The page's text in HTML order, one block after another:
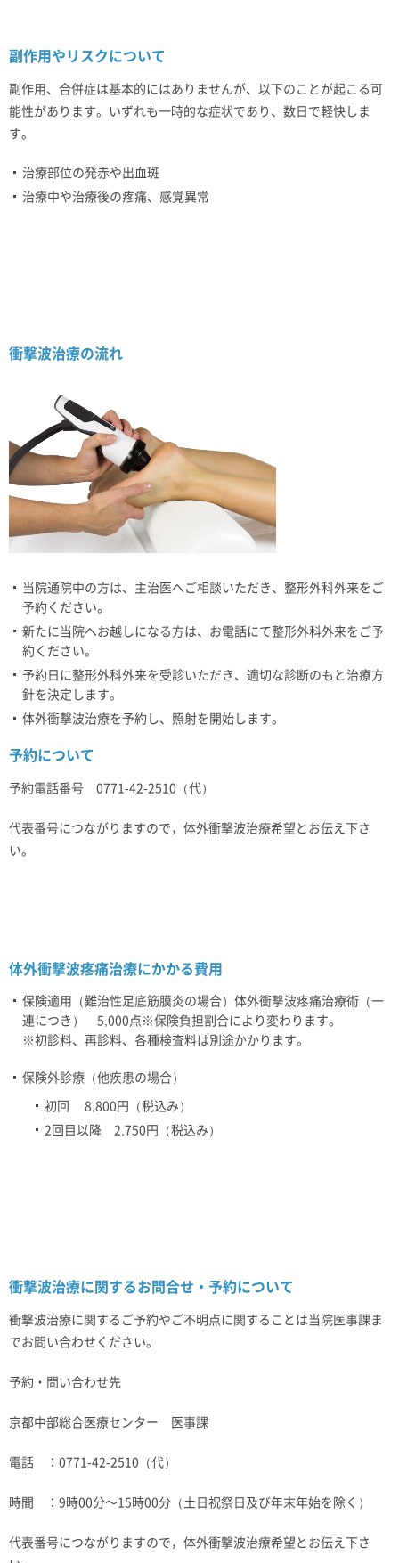
副作用やリスクについて
副作用、合併症は基本的にはありませんが、以下のことが起こる可
能性があります。いずれも一時的な症状であり、数日で軽快しま
す。
治療部位の発赤や出血斑
治療中や治療後の疼痛、感覚異常
衝撃波治療の流れ
当院通院中の方は、主治医へご相談いただき、整形外科外来をご
予約ください。
新たに当院へお越しになる方は、お電話にて整形外科外来をご予
約ください。
予約日に整形外科外来を受診いただき、適切な診断のもと治療方
針を決定します。
体外衝撃波治療を予約し、照射を開始します。
予約について
予約電話番号 0771-42-2510（代）
代表番号につながりますので，体外衝撃波治療希望とお伝え下さ
い。
体外衝撃波疼痛治療にかかる費用
保険適用（難治性足底筋膜炎の場合）体外衝撃波疼痛治療術（一
連につき） 5,000点※保険負担割合により変わります。
※初診料、再診料、各種検査料は別途かかります。
保険外診療（他疾患の場合）
初回 8,800円（税込み）
2回目以降 2,750円（税込み）
衝撃波治療に関するお問合せ・予約について
衝撃波治療に関するご予約やご不明点に関することは当院医事課ま
でお問い合わせください。
予約・問い合わせ先
京都中部総合医療センター 医事課
電話 ：0771-42-2510（代）
時間 ：9時00分～15時00分（土日祝祭日及び年末年始を除く）
代表番号につながりますので，体外衝撃波治療希望とお伝え下さ